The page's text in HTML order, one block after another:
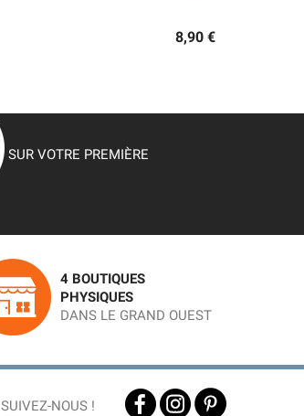
8,90 €
SUR VOTRE PREMIÈRE
4 BOUTIQUES
PHYSIQUES
DANS LE GRAND OUEST
SUIVEZ-NOUS !